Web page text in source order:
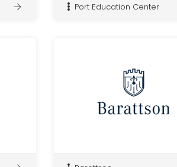
Port Education Center